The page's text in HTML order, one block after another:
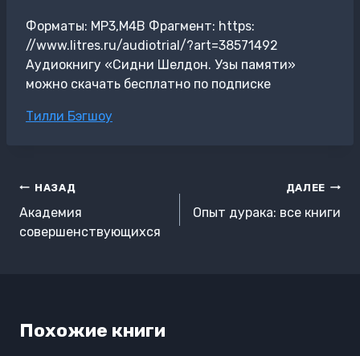
Форматы: MP3,M4B Фрагмент: https:
//www.litres.ru/audiotrial/?art=38571492
Аудиокнигу «Сидни Шелдон. Узы памяти»
можно скачать бесплатно по подписке
Метки
Тилли Бэгшоу
Навигация
по
записям
НАЗАД
Академия
совершенствующихся
ДАЛЕЕ
Опыт дурака: все книги
Похожие книги